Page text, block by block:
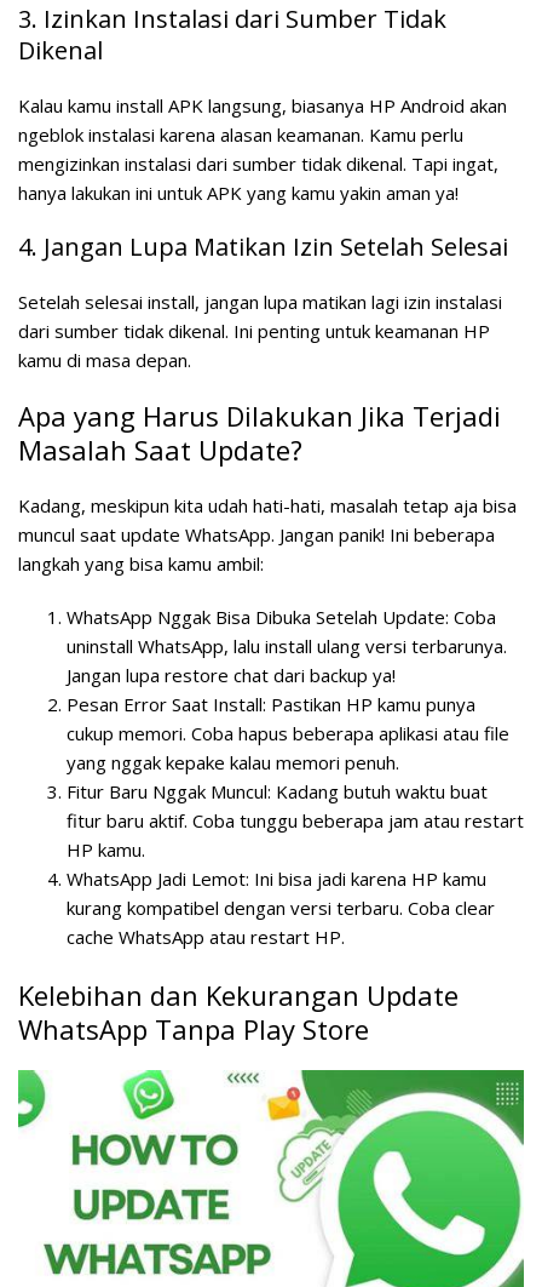
3. Izinkan Instalasi dari Sumber Tidak
Dikenal
Kalau kamu install APK langsung, biasanya HP Android akan
ngeblok instalasi karena alasan keamanan. Kamu perlu
mengizinkan instalasi dari sumber tidak dikenal. Tapi ingat,
hanya lakukan ini untuk APK yang kamu yakin aman ya!
4. Jangan Lupa Matikan Izin Setelah Selesai
Setelah selesai install, jangan lupa matikan lagi izin instalasi
dari sumber tidak dikenal. Ini penting untuk keamanan HP
kamu di masa depan.
Apa yang Harus Dilakukan Jika Terjadi
Masalah Saat Update?
Kadang, meskipun kita udah hati-hati, masalah tetap aja bisa
muncul saat update WhatsApp. Jangan panik! Ini beberapa
langkah yang bisa kamu ambil:
WhatsApp Nggak Bisa Dibuka Setelah Update: Coba
uninstall WhatsApp, lalu install ulang versi terbarunya.
Jangan lupa restore chat dari backup ya!
Pesan Error Saat Install: Pastikan HP kamu punya
cukup memori. Coba hapus beberapa aplikasi atau file
yang nggak kepake kalau memori penuh.
Fitur Baru Nggak Muncul: Kadang butuh waktu buat
fitur baru aktif. Coba tunggu beberapa jam atau restart
HP kamu.
WhatsApp Jadi Lemot: Ini bisa jadi karena HP kamu
kurang kompatibel dengan versi terbaru. Coba clear
cache WhatsApp atau restart HP.
Kelebihan dan Kekurangan Update
WhatsApp Tanpa Play Store